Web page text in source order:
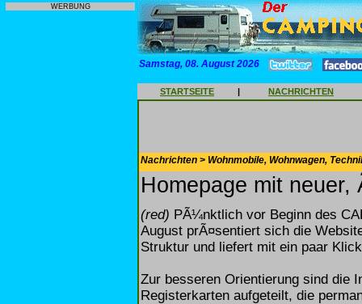
WERBUNG
Samstag, 08. August 2026
STARTSEITE | NACHRICHTEN
Nachrichten > Wohnmobile, Wohnwagen,
Homepage mit
(red) PÃ¼nktlich vor Beginn des
August prÃ¤sentiert sich die
Struktur und liefert mit ein paar
Zur besseren Orientierung sind die
Registerkarten aufgeteilt, die